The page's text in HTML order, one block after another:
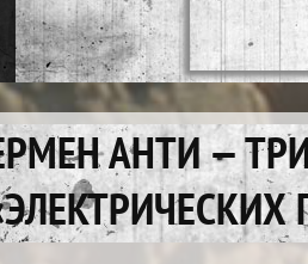
АНТИ —